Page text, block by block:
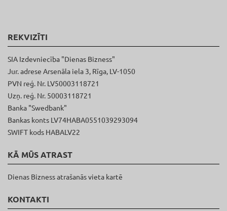
REKVIZĪTI
SIA Izdevniecība "Dienas Bizness"
Jur. adrese Arsenāla iela 3, Rīga, LV-1050
PVN reģ. Nr. LV50003118721
Uzņ. reģ. Nr. 50003118721
Banka "Swedbank"
Bankas konts LV74HABA0551039293094
SWIFT kods HABALV22
KĀ MŪS ATRAST
Dienas Bizness atrašanās vieta kartē
KONTAKTI